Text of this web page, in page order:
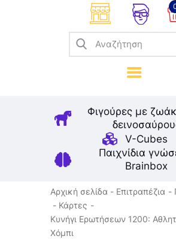
Φιγούρες με
V-Cubes
Παιχνίδια
Brainbox
Κατασκευές
Καλλιτεχνικά
Μοντελισμός
Βιβλία
Παιχνίδια Ρόλων
Αρχική σελίδα Επιτραπέζια
Κάρτες
Κυνήγι Ερωτήσεων 1200:
Χόμπι